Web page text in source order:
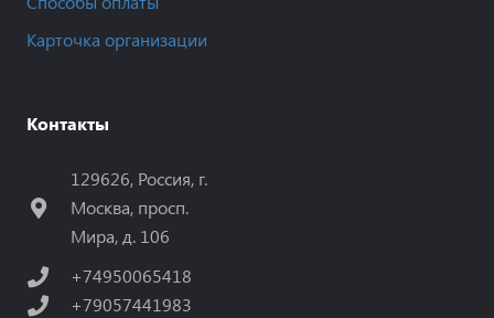
Карточка организации
Контакты
129626, Россия, г.
Москва, просп.
Мира, д. 106
+74950065418
+79057441983